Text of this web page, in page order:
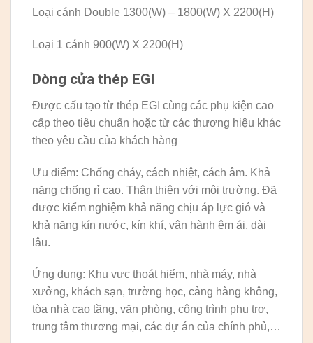
Loại cánh Double 1300(W) – 1800(W) X 2200(H)
Loại 1 cánh 900(W) X 2200(H)
Dòng cửa thép EGI
Được cấu tạo từ thép EGI cùng các phụ kiện cao
cấp theo tiêu chuẩn hoặc từ các thương hiệu khác
theo yêu cầu của khách hàng
Ưu điểm: Chống cháy, cách nhiệt, cách âm. Khả
năng chống rỉ cao. Thân thiện với môi trường. Đã
được kiểm nghiệm khả năng chịu áp lực gió và
khả năng kín nước, kín khí, vận hành êm ái, dài
lâu.
Ứng dụng: Khu vực thoát hiểm, nhà máy, nhà
xưởng, khách sạn, trường học, cảng hàng không,
tòa nhà cao tầng, văn phòng, công trình phụ trợ,
trung tâm thương mại, các dự án của chính phủ,…